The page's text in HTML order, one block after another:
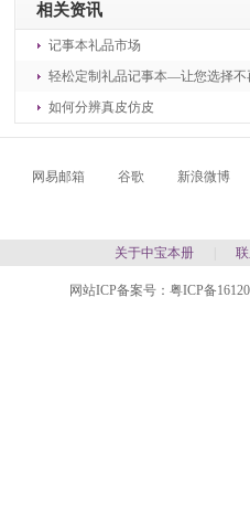
相关资讯
记事本礼品市场
轻松定制礼品记事本—让您选择不
如何分辨真皮仿皮
网易邮箱 谷歌 新浪微博
关于中宝本册
网站ICP备案号： 粤ICP备